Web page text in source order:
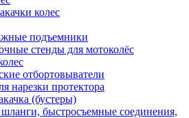
колес
подъемники
стенды для мотоколёс
отбортовыватели
нарезки протектора
(бустеры)
быстросъемные соединения,